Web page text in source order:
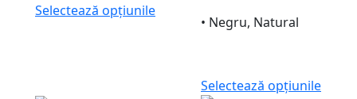
Selectează opțiunile
• Negru, Natural
Selectează opțiunile